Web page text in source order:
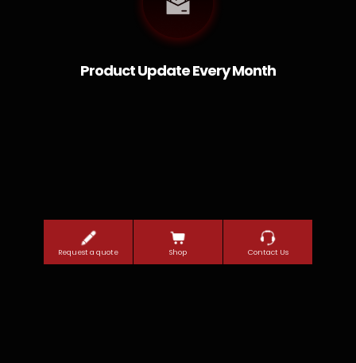
Request a quote Shop Contact Us
Product Update Every Month